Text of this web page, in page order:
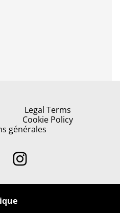
Legal Terms
Cookie Policy
générales